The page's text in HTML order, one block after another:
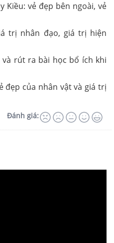
Kiều: vẻ đẹp bên ngoài, vẻ
trị nhân đạo, giá trị hiện
rút ra bài học bổ ích khi
đẹp của nhân vật và giá trị
Đánh giá: